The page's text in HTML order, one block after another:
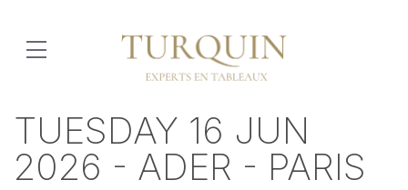
TUESDAY 16 JUN
2026 - ADER - PARIS